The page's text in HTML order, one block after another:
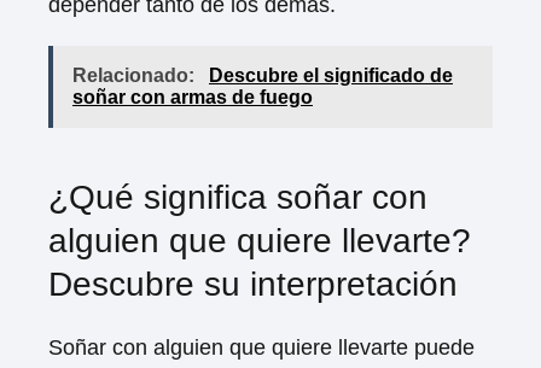
depender tanto de los demás.
Relacionado:
Descubre el significado de
soñar con armas de fuego
¿Qué significa soñar con
alguien que quiere llevarte?
Descubre su interpretación
Soñar con alguien que quiere llevarte puede